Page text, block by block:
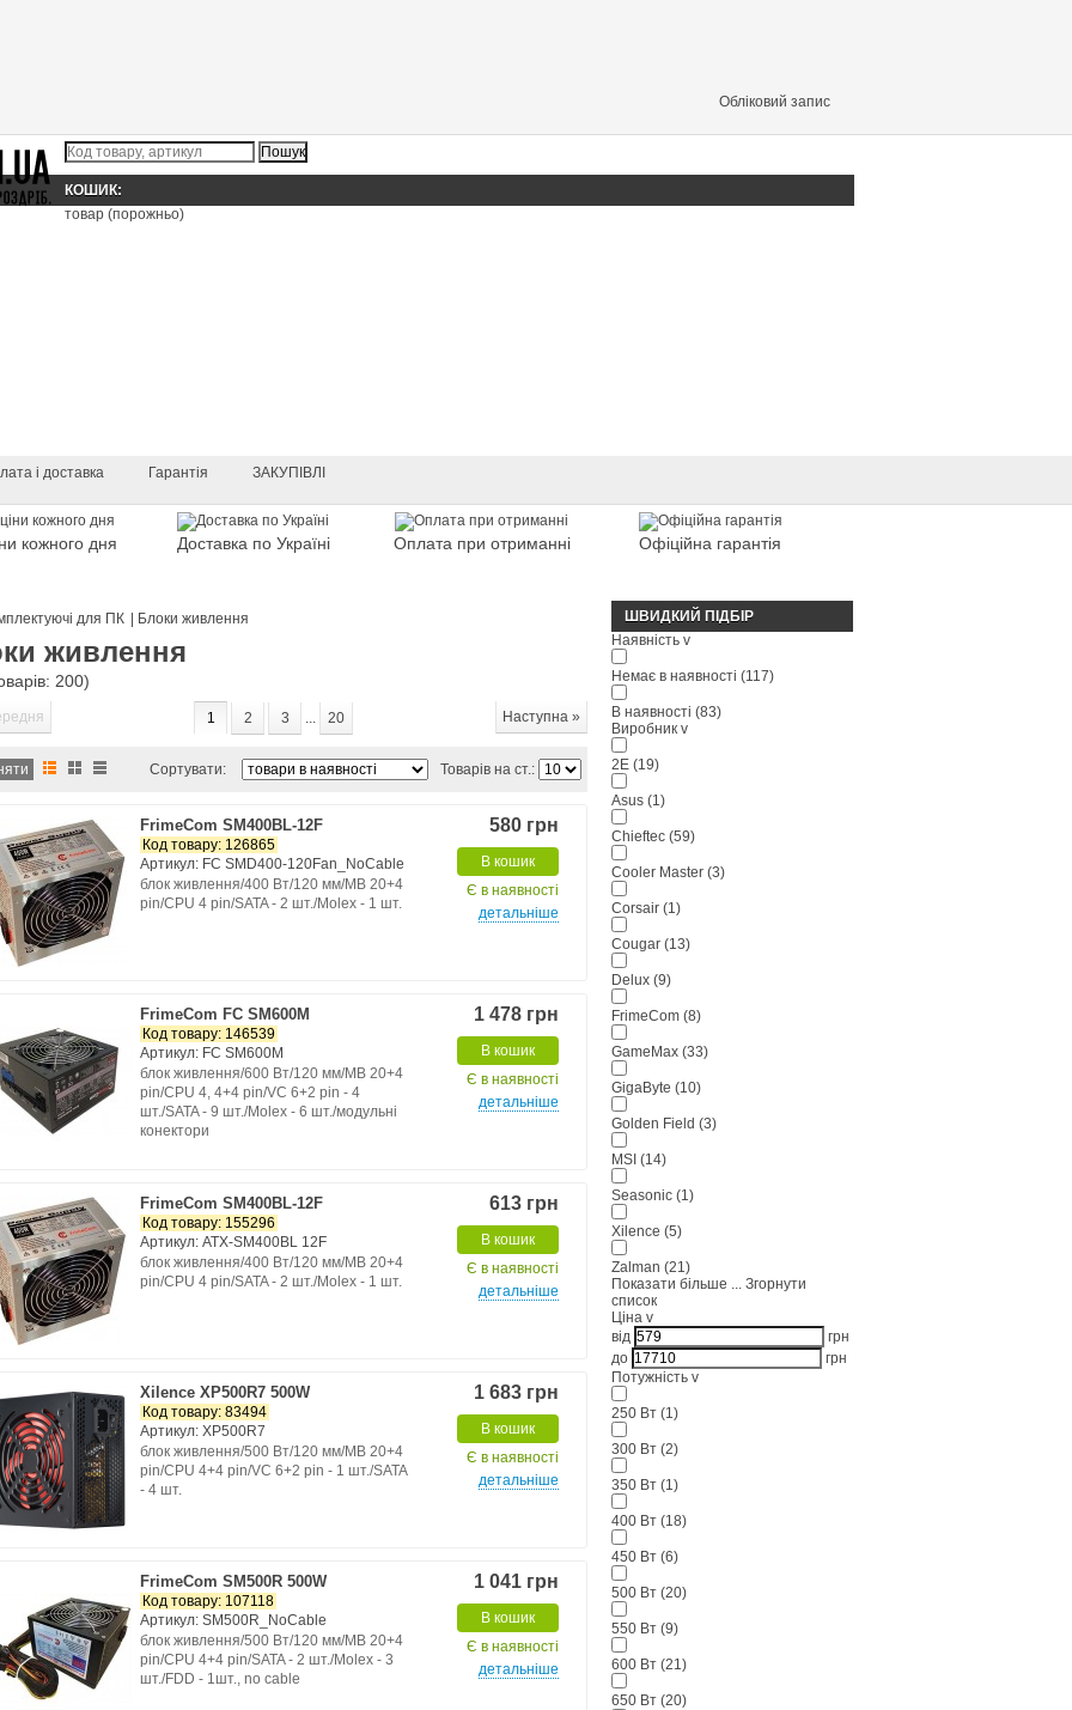
Обліковий запис
КОШИК:
товар (порожньо)
і доставка Гарантія ЗАКУПІВЛІ
кожного дня Доставка по Україні Оплата при отриманні Офіційна гарантія
для ПК Блоки живлення
живлення
200)
1 2 3 ... 20 Наступна »
Товарів на ст.:
Сортувати:
FrimeCom SM400BL-12F
Код товару: 126865
Артикул: FC SMD400-120Fan_NoCable
блок живлення/400 Вт/120 мм/MB 20+4
pin/CPU 4 pin/SATA - 2 шт./Molex - 1 шт.
580 грн
В кошик
Є в наявності
детальніше
FrimeCom FC SM600M
Код товару: 146539
Артикул: FC SM600M
блок живлення/600 Вт/120 мм/MB 20+4
pin/CPU 4, 4+4 pin/VC 6+2 pin - 4
шт./SATA - 9 шт./Molex - 6 шт./модульні
конектори
1 478 грн
В кошик
Є в наявності
детальніше
FrimeCom SM400BL-12F
Код товару: 155296
Артикул: ATX-SM400BL 12F
блок живлення/400 Вт/120 мм/MB 20+4
pin/CPU 4 pin/SATA - 2 шт./Molex - 1 шт.
613 грн
В кошик
Є в наявності
детальніше
Xilence XP500R7 500W
Код товару: 83494
Артикул: XP500R7
блок живлення/500 Вт/120 мм/MB 20+4
pin/CPU 4+4 pin/VC 6+2 pin - 1 шт./SATA
- 4 шт.
1 683 грн
В кошик
Є в наявності
детальніше
FrimeCom SM500R 500W
Код товару: 107118
Артикул: SM500R_NoCable
блок живлення/500 Вт/120 мм/MB 20+4
pin/CPU 4+4 pin/SATA - 2 шт./Molex - 3
шт./FDD - 1шт., no cable
1 041 грн
В кошик
Є в наявності
детальніше
ШВИДКИЙ ПІДБІР
Наявність v
Немає в наявності (117)
В наявності (83)
Виробник v
2E (19)
Asus (1)
Chieftec (59)
Cooler Master (3)
Corsair (1)
Cougar (13)
Delux (9)
FrimeCom (8)
GameMax (33)
GigaByte (10)
Golden Field (3)
MSI (14)
Seasonic (1)
Xilence (5)
Zalman (21)
Показати більше ... Згорнути
список
Ціна v
від
грн
до
грн
Потужність v
250 Вт (1)
300 Вт (2)
350 Вт (1)
400 Вт (18)
450 Вт (6)
500 Вт (20)
550 Вт (9)
600 Вт (21)
650 Вт (20)